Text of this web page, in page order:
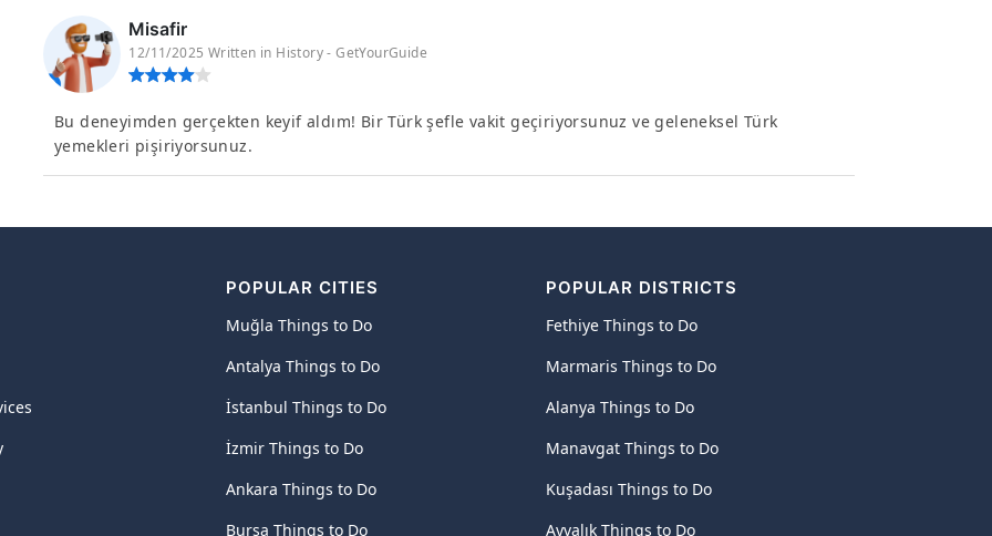
Misafir
12/11/2025 Written in History - GetYourGuide
Bu deneyimden gerçekten keyif aldım! Bir Türk şefle vakit geçiriyorsunuz ve geleneksel Türk
yemekleri pişiriyorsunuz.
POPULAR CITIES
Muğla Things to Do
Antalya Things to Do
İstanbul Things to Do
İzmir Things to Do
Ankara Things to Do
Bursa Things to Do
POPULAR DISTRICTS
Fethiye Things to Do
Marmaris Things to Do
Alanya Things to Do
Manavgat Things to Do
Kuşadası Things to Do
Ayvalık Things to Do